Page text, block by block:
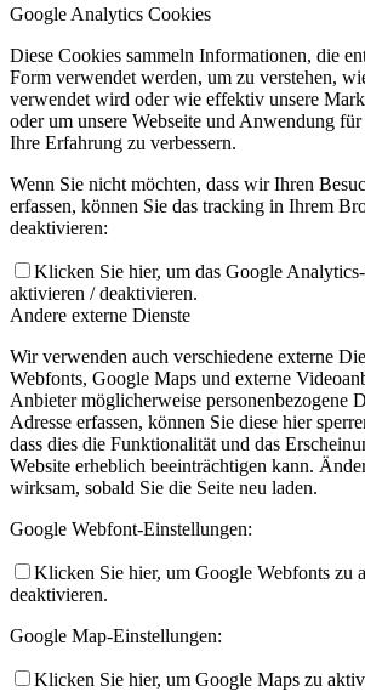
Google Analytics Cookies
Diese Cookies sammeln Informationen, die
Form verwendet werden, um zu verstehen,
verwendet wird oder wie effektiv unsere
oder um unsere Webseite und Anwendung für
Ihre Erfahrung zu verbessern.
Wenn Sie nicht möchten, dass wir Ihren
erfassen, können Sie das tracking in Ihrem
deaktivieren:
Klicken Sie hier, um das Google
aktivieren / deaktivieren.
Andere externe Dienste
Wir verwenden auch verschiedene externe
Webfonts, Google Maps und externe
Anbieter möglicherweise personenbezogene
Adresse erfassen, können Sie diese hier
dass dies die Funktionalität und das
Website erheblich beeinträchtigen kann.
wirksam, sobald Sie die Seite neu laden.
Google Webfont-Einstellungen:
Klicken Sie hier, um Google Webfonts zu
deaktivieren.
Google Map-Einstellungen:
Klicken Sie hier, um Google Maps zu